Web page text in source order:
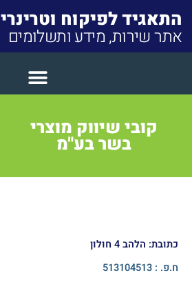
התאגיד לפיקוח וטרינרי
אתר שירות, מידע ותשלומים
קובי שיווק מוצרי
בשר בע"מ
כתובת: הלהב 4 חולון
ח.פ. : 513104513